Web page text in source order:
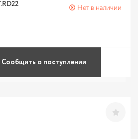
Нет в наличии
Сообщить о поступлении